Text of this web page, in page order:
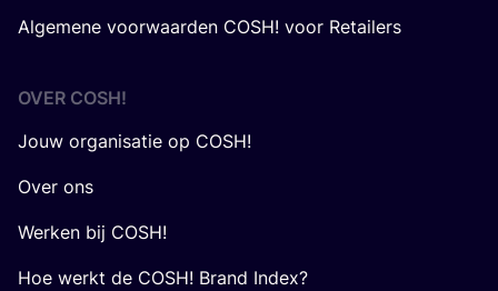
Algemene voorwaarden COSH! voor Retailers
OVER COSH!
Jouw organisatie op COSH!
Over ons
Werken bij COSH!
Hoe werkt de COSH! Brand Index?